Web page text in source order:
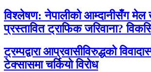
विश्लेषण: नेपालीको आम्दानीसँग मेल
प्रस्तावित ट्राफिक जरिवाना?
ट्रम्पद्वारा आप्रवासीविरुद्धको
टेक्सासमा चर्कियो विरोध